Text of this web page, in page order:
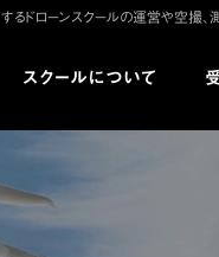
ドローンスクールの運営や空撮、
スクールについて